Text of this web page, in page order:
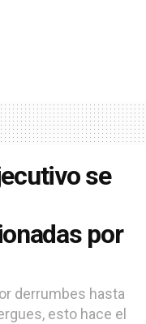
se
por
derrumbes hasta
esto hace el